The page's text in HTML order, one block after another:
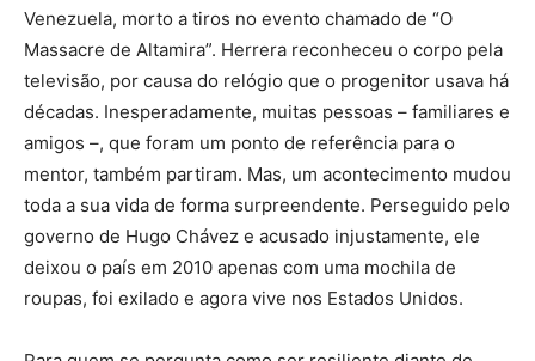
Venezuela, morto a tiros no evento chamado de “O
Massacre de Altamira”. Herrera reconheceu o corpo pela
televisão, por causa do relógio que o progenitor usava há
décadas. Inesperadamente, muitas pessoas – familiares e
amigos –, que foram um ponto de referência para o
mentor, também partiram. Mas, um acontecimento mudou
toda a sua vida de forma surpreendente. Perseguido pelo
governo de Hugo Chávez e acusado injustamente, ele
deixou o país em 2010 apenas com uma mochila de
roupas, foi exilado e agora vive nos Estados Unidos.